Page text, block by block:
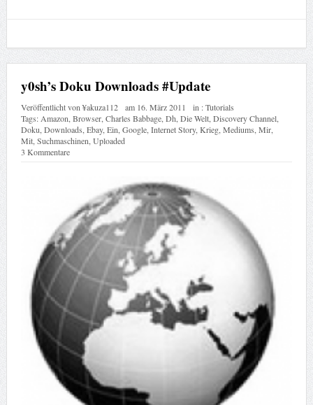
y0sh’s Doku Downloads #Update
Veröffentlicht von¥akuza112 am 16. März 2011 in :Tutorials
Tags: Amazon Browser, Charles Babbage, Dh Die Welt, Discovery Channel,
Doku Downloads Ebay, Ein Google, Internet Story, Krieg, Mediums Mir,
Mit, Suchmaschinen Uploaded
3 Kommentare